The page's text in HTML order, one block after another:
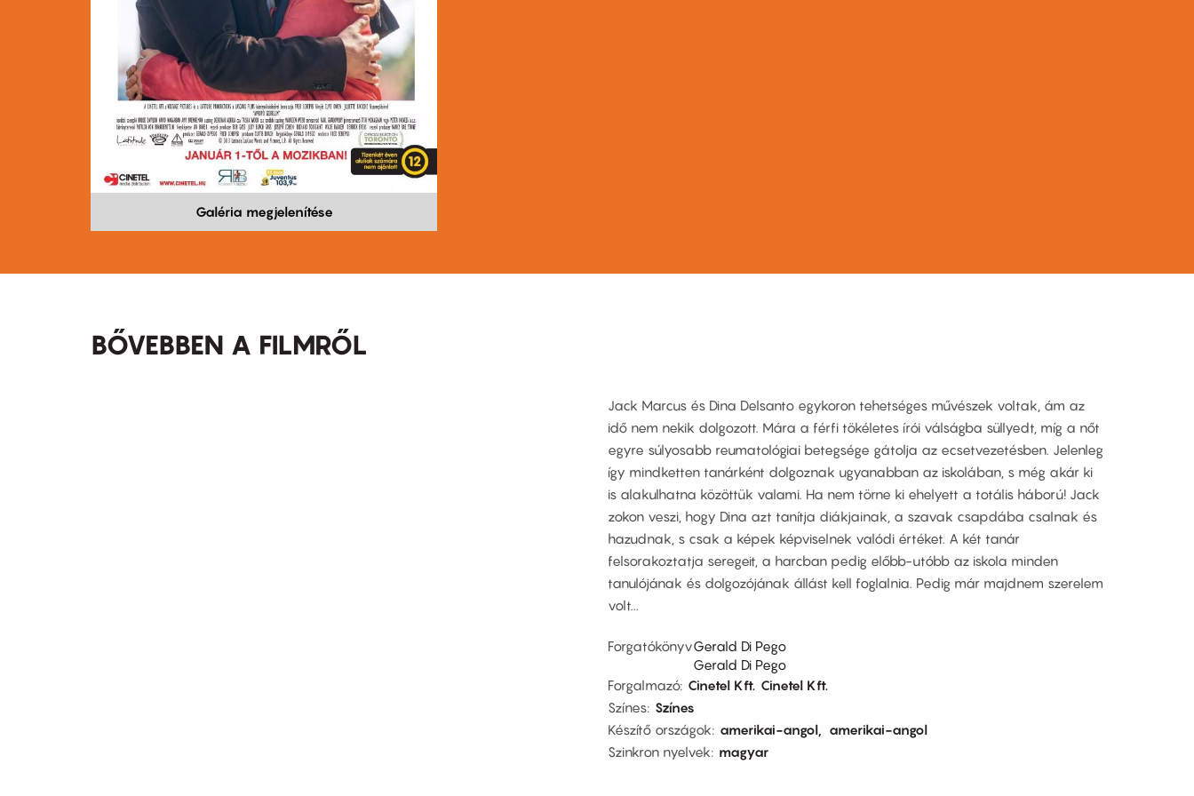
Galéria megjelenítése
BŐVEBBEN A FILMRŐL
Jack Marcus és Dina Delsanto egykoron tehetséges művészek voltak, ám az
idő nem nekik dolgozott. Mára a férfi tökéletes írói válságba süllyedt, míg a nőt
egyre súlyosabb reumatológiai betegsége gátolja az ecsetvezetésben. Jelenleg
így mindketten tanárként dolgoznak ugyanabban az iskolában, s még akár ki
is alakulhatna közöttük valami. Ha nem törne ki ehelyett a totális háború! Jack
zokon veszi, hogy Dina azt tanítja diákjainak, a szavak csapdába csalnak és
hazudnak, s csak a képek képviselnek valódi értéket. A két tanár
felsorakoztatja seregeit, a harcban pedig előbb-utóbb az iskola minden
tanulójának és dolgozójának állást kell foglalnia. Pedig már majdnem szerelem
volt...
ForgatókönyvGerald Di Pego
Gerald Di Pego
Forgalmazó Cinetel Kft. Cinetel Kft.
Színes Színes
Készítő országok
amerikai-angol
amerikai-angol
Szinkron nyelvek
magyar